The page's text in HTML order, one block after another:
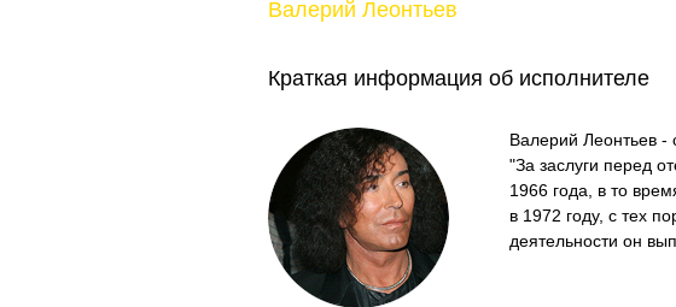
Валерий Леонтьев
Краткая информация об исполнителе
Валерий Леонтьев -
"За заслуги перед
1966 года, в то
в 1972 году, с тех
деятельности он